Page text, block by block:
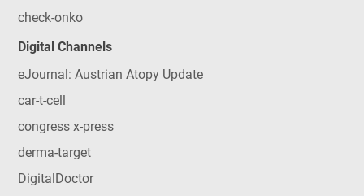
check-onko
Digital Channels
eJournal: Austrian Atopy Update
car-t-cell
congress x-press
derma-target
DigitalDoctor